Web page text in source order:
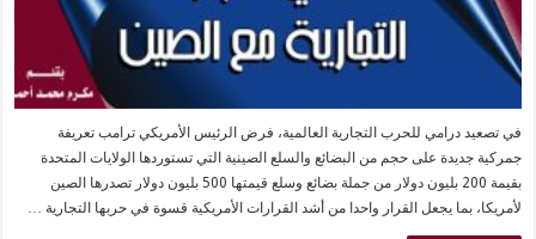
في تصعيد درامي للحرب التجارية العالمية، فرض الرئيس الأمريكي ترامب تعريفة
جمركية جديدة على حجم من البضائع والسلع الصينية التي تستوردها الولايات المتحدة
بقيمة 200 بليون دولار من جملة بضائع وسلع قيمتها 500 بليون دولار تصدرها الصين
لأمريكا، بما يجعل القرار واحدا من أشد القرارات الأمريكية قسوة في حربها التجارية …